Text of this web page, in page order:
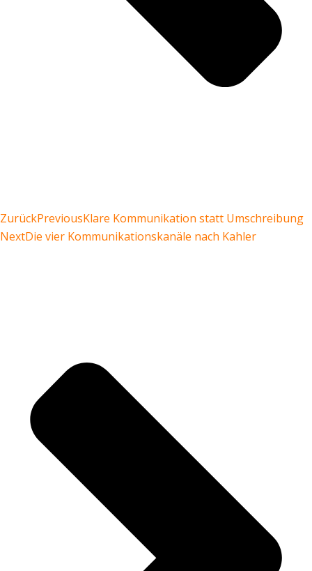
ZurückPreviousKlare Kommunikation statt Umschreibung
NextDie vier Kommunikationskanäle nach Kahler